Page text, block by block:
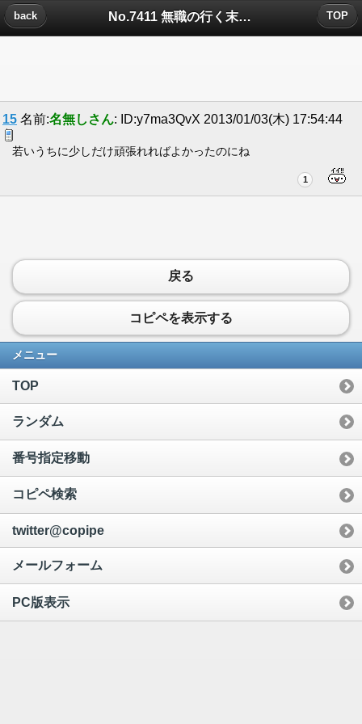
No.7411 無職の行く末についたコメント
back TOP
15 名前:名無しさん: ID:y7ma3QvX 2013/01/03(木) 17:54:44
若いうちに少しだけ頑張れればよかったのにね
1
戻る
コピペを表示する
メニュー
TOP
ランダム
番号指定移動
コピペ検索
twitter@copipe
メールフォーム
PC版表示